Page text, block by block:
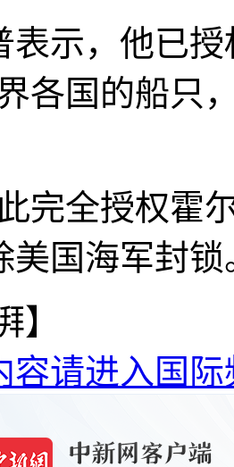
，他已授
各国的船只
全授权霍尔
美国海军封
】
容请进入国际